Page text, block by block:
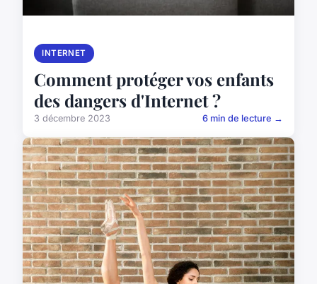
INTERNET
Comment protéger vos enfants
des dangers d'Internet ?
3 décembre 2023 6 min de lecture →